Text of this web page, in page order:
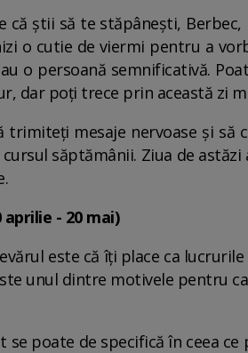
că știi să te stăpânești,
o cutie de viermi pentru a
o persoană semnificativă.
dar poți trece prin această zi
trimiteți mesaje nervoase și să
săptămânii. Ziua de
aprilie - 20 mai)
este că îți place ca
unul dintre motivele pentru
se poate de specifică în ceea